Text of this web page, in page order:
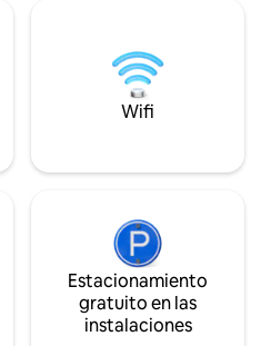
principal
solicitud.
animales de
Wifi
Estacionamiento
gratuito en las
instalaciones